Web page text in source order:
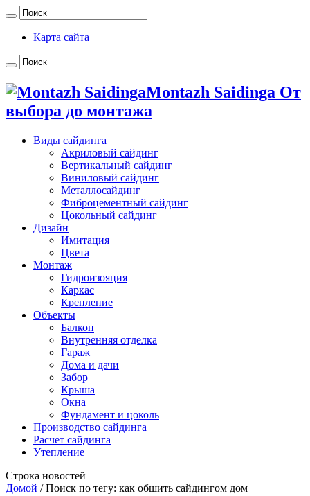
Карта сайта
Montazh Saidinga От
выбора до монтажа
Виды сайдинга
Акриловый сайдинг
Вертикальный сайдинг
Виниловый сайдинг
Металлосайдинг
Фиброцементный сайдинг
Цокольный сайдинг
Дизайн
Имитация
Цвета
Монтаж
Гидроизояция
Каркас
Крепление
Объекты
Балкон
Внутренняя отделка
Гараж
Дома и дачи
Забор
Крыша
Окна
Фундамент и цоколь
Производство сайдинга
Расчет сайдинга
Утепление
Строка новостей
Домой / Поиск по тегу: как обшить сайдингом дом